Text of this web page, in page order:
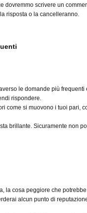
dovremmo scrivere un
risposta o la cancelleranno.
le domande più frequenti
rispondere.
come si muovono i tuoi pari,
brillante. Sicuramente non
la cosa peggiore che
alcun punto di